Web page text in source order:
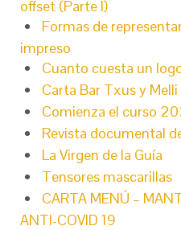
offset (Parte I)
Formas de
impreso
Cuanto cuesta un
Carta Bar Txus y Melli
Comienza el curso
Revista documental
La Virgen de la Guía
Tensores mascarillas
CARTA MENÚ –
ANTI-COVID 19